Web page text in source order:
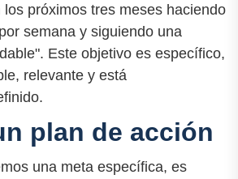
próximos tres meses haciendo
semana y siguiendo una
Este objetivo es específico,
relevante y está
plan de acción
una meta específica, es